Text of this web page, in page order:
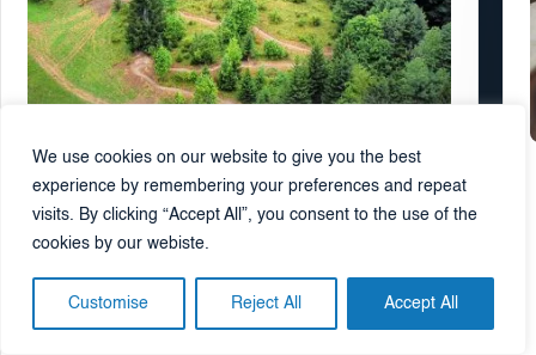
We use cookies on our website to give you the best
experience by remembering your preferences and repeat
visits. By clicking “Accept All”, you consent to the use of the
cookies by our webiste.
Customise Reject All Accept All
Alpen Bikepark Schneeberg
Alpen Bikepark Schneeberg , Austria
SAZNAJTE VIŠE